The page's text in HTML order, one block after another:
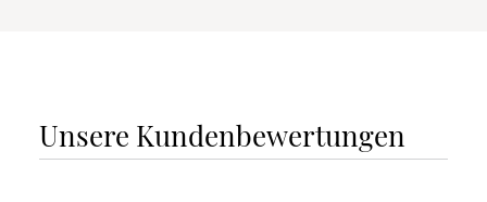
Unsere Kundenbewertungen